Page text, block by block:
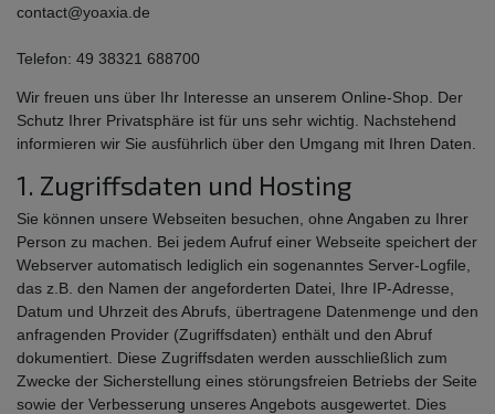
contact@yoaxia.de
Telefon: 49 38321 688700
Wir freuen uns über Ihr Interesse an unserem Online-Shop. Der
Schutz Ihrer Privatsphäre ist für uns sehr wichtig. Nachstehend
informieren wir Sie ausführlich über den Umgang mit Ihren Daten.
1. Zugriffsdaten und Hosting
Sie können unsere Webseiten besuchen, ohne Angaben zu Ihrer
Person zu machen. Bei jedem Aufruf einer Webseite speichert der
Webserver automatisch lediglich ein sogenanntes Server-Logfile,
das z.B. den Namen der angeforderten Datei, Ihre IP-Adresse,
Datum und Uhrzeit des Abrufs, übertragene Datenmenge und den
anfragenden Provider (Zugriffsdaten) enthält und den Abruf
dokumentiert. Diese Zugriffsdaten werden ausschließlich zum
Zwecke der Sicherstellung eines störungsfreien Betriebs der Seite
sowie der Verbesserung unseres Angebots ausgewertet. Dies